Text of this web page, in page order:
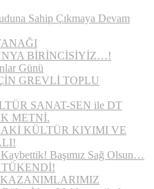
Sahip Çıkmaya Devam
BİRİNCİSİYİZ…!
Günü
GREVLİ TOPLU
SANAT-SEN ile DT
METNİ.
KÜLTÜR KIYIMI VE
Kaybettik! Başımız Sağ Olsun…
KAZANIMLARIMIZ